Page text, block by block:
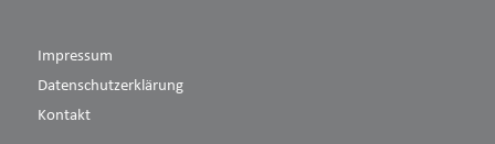
Impressum
Datenschutzerklärung
Kontakt